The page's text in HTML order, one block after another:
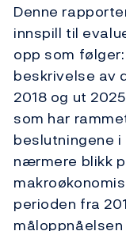
Denne
innspill til
opp som
beskrivelse av
2018 og ut
som har
beslutningene
nærmere blikk
perioden fra